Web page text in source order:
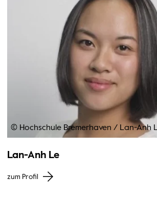
© Hochschule Bremerhaven / Lan-Anh
Lan-Anh Le
zum Profil